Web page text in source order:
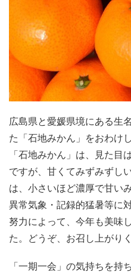
広島県と愛媛県境にある生
た「石地みかん」をおわけ
「石地みかん」は、見た目
ですが、甘くてみずみずし
は、小さいほど濃厚で甘い
異常気象・記録的猛暑等に
努力によって、今年も美味
た。どうぞ、お召し上がり
「一期一会」の気持ちを持